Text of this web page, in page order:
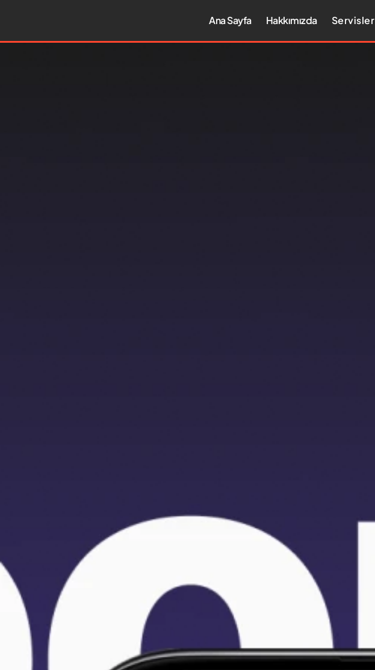
Ana Sayfa Hakkımızda Servisler